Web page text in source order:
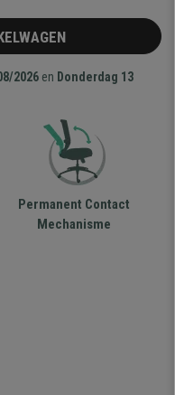
2026 en Donderdag 13
Permanent Contact
Mechanisme